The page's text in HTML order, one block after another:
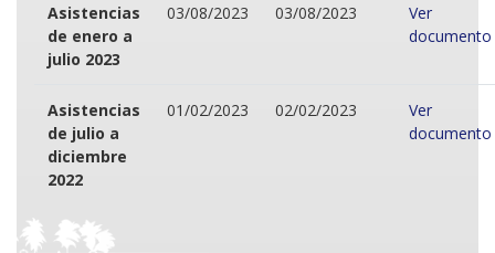
Asistencias
de enero a
julio 2023
03/08/2023 03/08/2023
Ver
documento
Asistencias
de julio a
diciembre
2022
01/02/2023 02/02/2023
Ver
documento